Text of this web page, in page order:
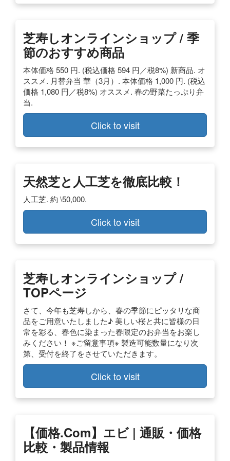
芝寿しオンラインショップ / 季
節のおすすめ商品
本体価格 550 円. (税込価格 594 円／税8%) 新商品. オ
ススメ. 月替弁当 華（3月）. 本体価格 1,000 円. (税込
価格 1,080 円／税8%) オススメ. 春の野菜たっぷり弁
当.
Click to visit
天然芝と人工芝を徹底比較！
人工芝. 約 \50,000.
Click to visit
芝寿しオンラインショップ /
TOPページ
さて、今年も芝寿しから、春の季節にピッタリな商
品をご用意いたしました♪ 美しい桜と共に皆様の日
常を彩る、春色に染まった春限定のお弁当をお楽し
みください！ ※ご留意事項※ 製造可能数量になり次
第、受付を終了をさせていただきます。
Click to visit
【価格.com】エビ | 通販・価格
比較・製品情報